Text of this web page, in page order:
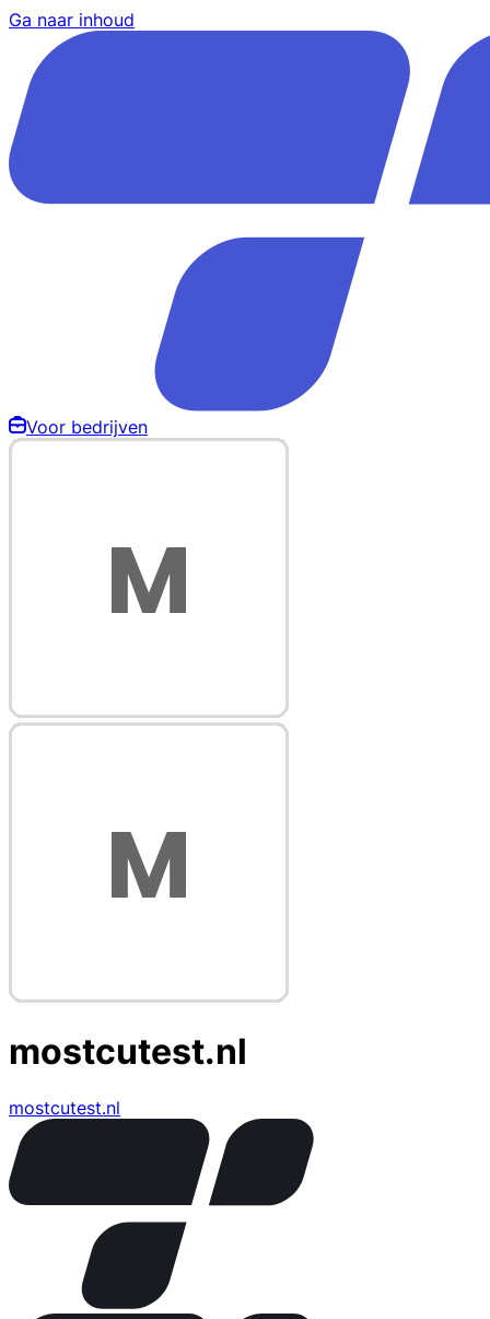
Ga naar inhoud
Voor bedrijven
mostcutest.nl
mostcutest.nl